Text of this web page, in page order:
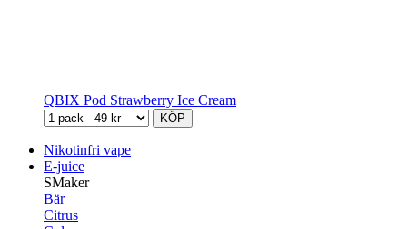
QBIX Pod Strawberry Ice Cream
KÖP
Nikotinfri vape
E-juice
SMaker
Bär
Citrus